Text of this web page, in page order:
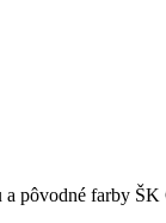
farby ŠK